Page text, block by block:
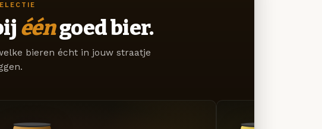
ééngoed bier.
bieren écht in jouw straatje